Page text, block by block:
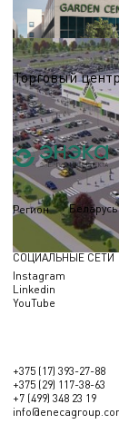
S = 10 000 м.кв.
ТЦ до 30 000м2
Торговый
S = 16 684,0 м.кв.
Регион Беларусь
СОЦИАЛЬНЫЕ СЕТИ
Instagram
Linkedin
YouTube
+375 (17) 393-27-88
+375 (29) 117-38-63
+7 (499) 348 23 19